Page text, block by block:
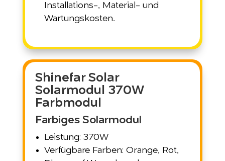
Installations-, Material- und
Wartungskosten.
Shinefar Solar
Solarmodul 370W
Farbmodul
Farbiges Solarmodul
Leistung: 370W
Verfügbare Farben: Orange, Rot,